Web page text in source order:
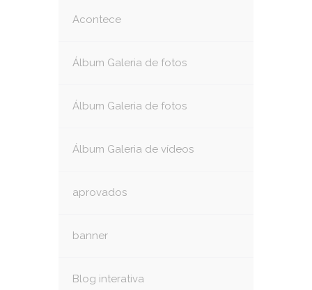
Acontece
Álbum Galeria de fotos
Álbum Galeria de fotos
Álbum Galeria de vídeos
aprovados
banner
Blog interativa